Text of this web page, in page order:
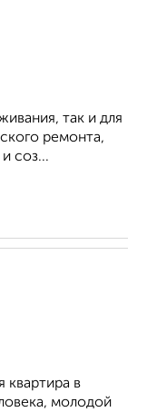
так и для
ремонта,
соз...
квартира в
молодой